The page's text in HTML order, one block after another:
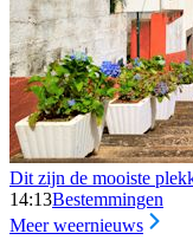
Dit zijn de mooiste
14:13Bestemmingen
Meer weernieuws